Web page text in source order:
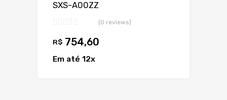
SXS-A00ZZ
(0 reviews)
R$ 754,60
Em até 12x